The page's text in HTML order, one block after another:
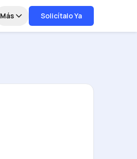
Más Solicítalo Ya